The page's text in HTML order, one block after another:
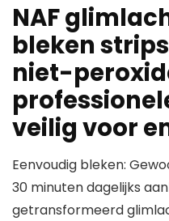
NAF
bleken
niet-
veilig voor
Eenvoudig bleken:
30 minuten dagelijks
getransformeerd